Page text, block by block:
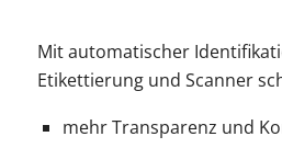
Mit automatischer
Etikettierung und Scanner
mehr Transparenz und